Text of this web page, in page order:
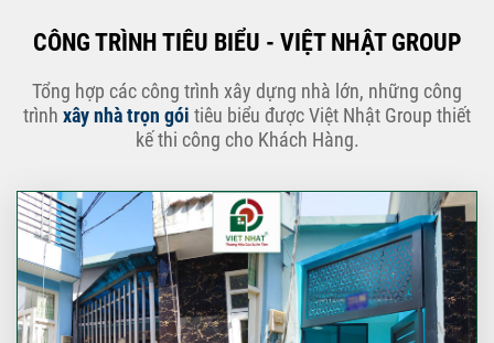
CÔNG TRÌNH TIÊU BIỂU - VIỆT NHẬT GROUP
Tổng hợp các công trình xây dựng nhà lớn, những công
trình xây nhà trọn gói tiêu biểu được Việt Nhật Group thiết
kế thi công cho Khách Hàng.